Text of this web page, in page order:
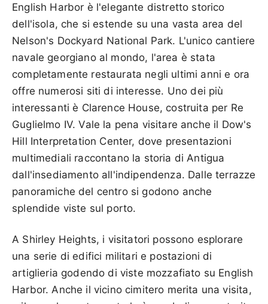
English Harbor è l'elegante distretto storico
dell'isola, che si estende su una vasta area del
Nelson's Dockyard National Park. L'unico cantiere
navale georgiano al mondo, l'area è stata
completamente restaurata negli ultimi anni e ora
offre numerosi siti di interesse. Uno dei più
interessanti è Clarence House, costruita per Re
Guglielmo IV. Vale la pena visitare anche il Dow's
Hill Interpretation Center, dove presentazioni
multimediali raccontano la storia di Antigua
dall'insediamento all'indipendenza. Dalle terrazze
panoramiche del centro si godono anche
splendide viste sul porto.
A Shirley Heights, i visitatori possono esplorare
una serie di edifici militari e postazioni di
artiglieria godendo di viste mozzafiato su English
Harbor. Anche il vicino cimitero merita una visita,